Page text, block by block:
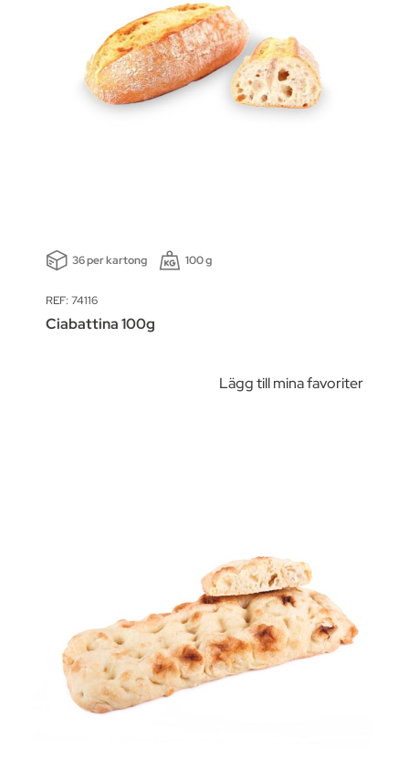
36 per kartong 100 g
REF: 74116
Ciabattina 100g
Lägg till mina favoriter